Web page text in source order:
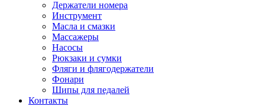
Держатели номера
Инструмент
Масла и смазки
Массажеры
Насосы
Рюкзаки и сумки
Фляги и флягодержатели
Фонари
Шипы для педалей
Контакты